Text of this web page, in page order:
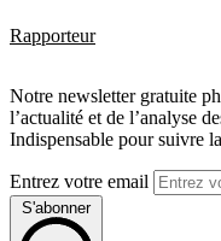
Rapporteur
Notre newsletter gratuite
l’actualité et de l’analyse
Indispensable pour suivre
Entrez votre email
S'abonner